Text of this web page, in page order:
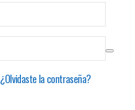
¿Olvidaste la contraseña?